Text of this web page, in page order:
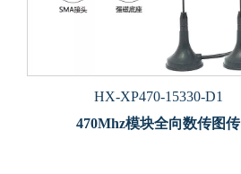
HX-XP470-15330-D1
470Mhz模块全向数传图传